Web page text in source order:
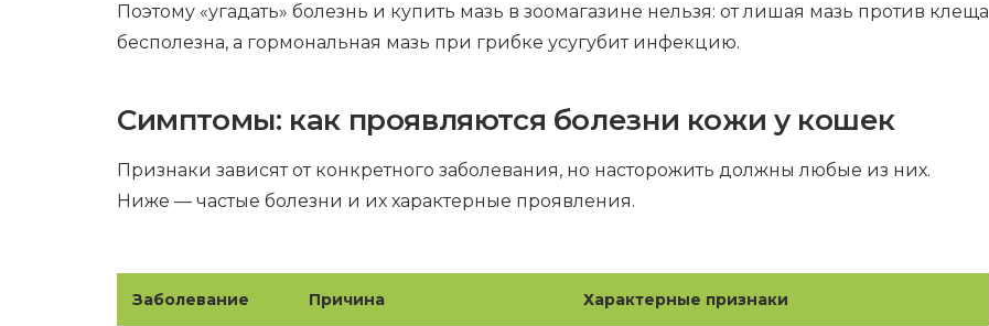
Поэтому «угадать» болезнь и купить мазь в зоомагазине нельзя: от лишая мазь против клеща
бесполезна, а гормональная мазь при грибке усугубит инфекцию.
Симптомы: как проявляются болезни кожи у кошек
Признаки зависят от конкретного заболевания, но насторожить должны любые из них.
Ниже — частые болезни и их характерные проявления.
Заболевание Причина Характерные признаки